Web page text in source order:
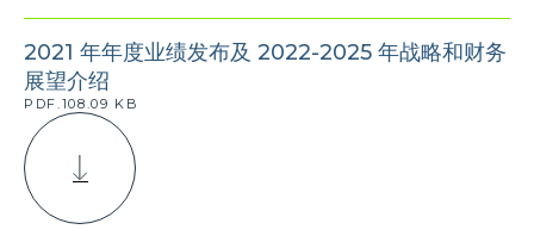
2021 年年度业绩发布及 2022-2025 年战略和财务
展望介绍
PDF.108.09 KB